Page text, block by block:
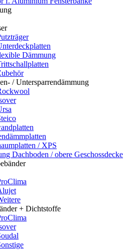
Dämmung
/ Untersparrendämmung
/ XPS
Dachboden / obere Geschossdecke
+ Dichtstoffe